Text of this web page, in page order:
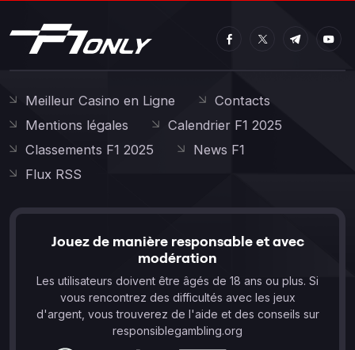
Meilleur Casino en Ligne
Contacts
Mentions légales
Calendrier F1 2025
Classements F1 2025
News F1
Flux RSS
Jouez de manière responsable et avec
modération
Les utilisateurs doivent être âgés de 18 ans ou plus. Si
vous rencontrez des difficultés avec les jeux
d'argent, vous trouverez de l'aide et des conseils sur
responsiblegambling.org